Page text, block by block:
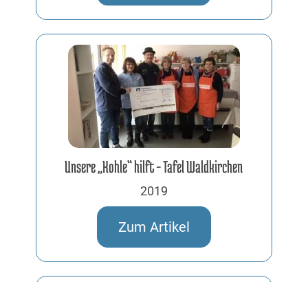
Unsere „Kohle“ hilft – Tafel Waldkirchen
2019
Zum Artikel